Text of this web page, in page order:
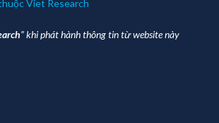
Viet Research
” khi phát hành thông tin từ website này